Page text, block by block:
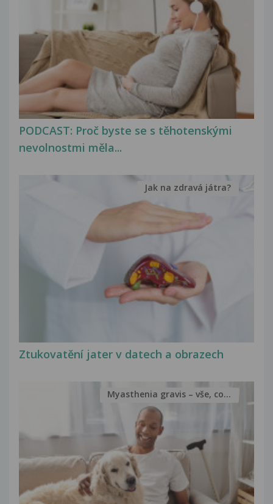
PODCAST: Proč byste se s těhotenskými
nevolnostmi měla...
Ztukovatění jater v datech a obrazech
Jak na zdravá játra?
Myasthenia gravis – vše, co...